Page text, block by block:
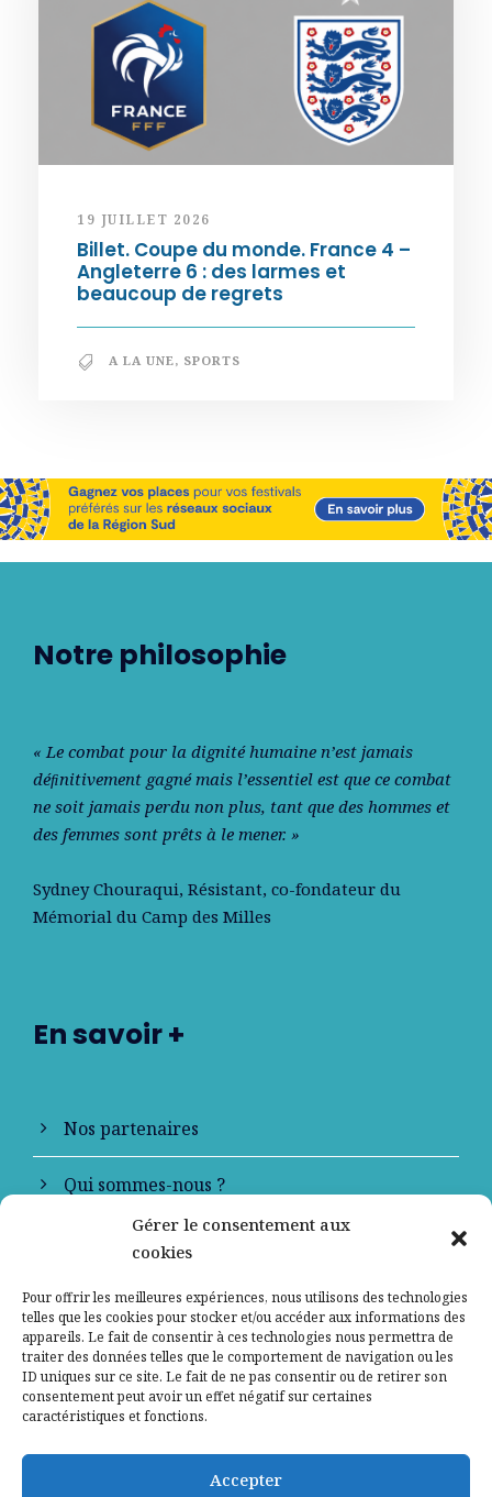
Gérer le consentement aux
cookies
Pour offrir les meilleures expériences, nous utilisons des technologies
telles que les cookies pour stocker et/ou accéder aux informations des
appareils. Le fait de consentir à ces technologies nous permettra de
traiter des données telles que le comportement de navigation ou les
ID uniques sur ce site. Le fait de ne pas consentir ou de retirer son
consentement peut avoir un effet négatif sur certaines
caractéristiques et fonctions.
Accepter
19 JUILLET 2026
Billet. Coupe du monde. France 4 –
Angleterre 6 : des larmes et
beaucoup de regrets
A LA UNE, SPORTS
Notre philosophie
« Le combat pour la dignité humaine n’est jamais
déﬁnitivement gagné mais l’essentiel est que ce combat
ne soit jamais perdu non plus, tant que des hommes et
des femmes sont prêts à le mener. »
Sydney Chouraqui, Résistant, co-fondateur du
Mémorial du Camp des Milles
En savoir +
Nos partenaires
Qui sommes-nous ?
Contactez-nous
Mentions légales
Politique de confidentialité